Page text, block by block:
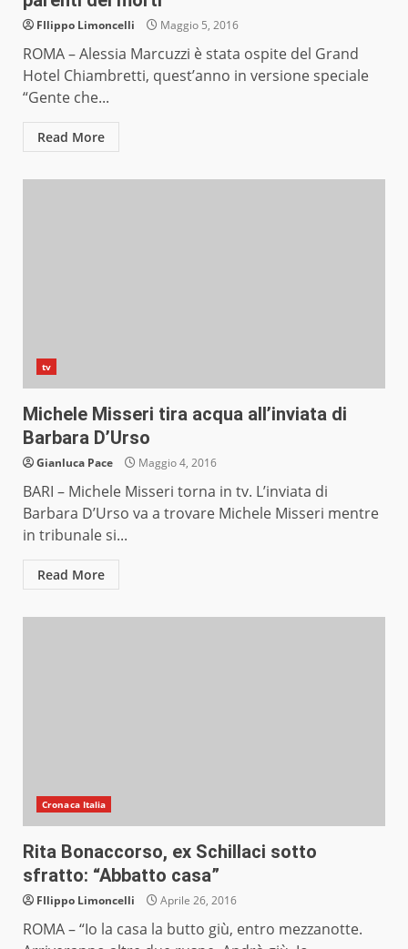
FIlippo Limoncelli Maggio 5, 2016
ROMA – Alessia Marcuzzi è stata ospite del Grand
Hotel Chiambretti, quest’anno in versione speciale
“Gente che...
Read More
tv
Michele Misseri tira acqua all’inviata di
Barbara D’Urso
Gianluca Pace Maggio 4, 2016
BARI – Michele Misseri torna in tv. L’inviata di
Barbara D’Urso va a trovare Michele Misseri mentre
in tribunale si...
Read More
Cronaca Italia
Rita Bonaccorso, ex Schillaci sotto
sfratto: “Abbatto casa”
FIlippo Limoncelli Aprile 26, 2016
ROMA – “Io la casa la butto giù, entro mezzanotte.